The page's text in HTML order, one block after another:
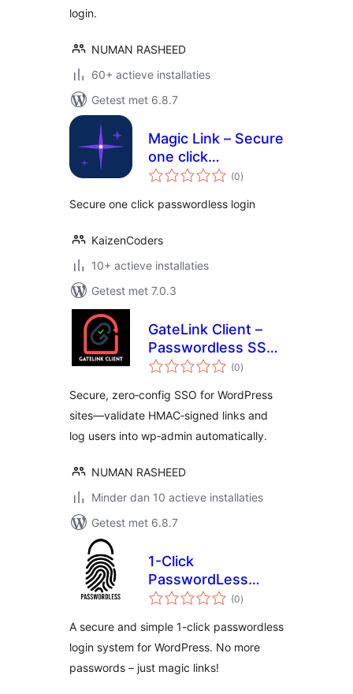
login.
NUMAN RASHEED
60+ actieve installaties
Getest met 6.8.7
Magic Link – Secure
one click
passwordless login
(0totaal
waarderingen
)
Secure one click passwordless login
KaizenCoders
10+ actieve installaties
Getest met 7.0.3
GateLink Client –
Passwordless SSO
& One‑Click Admin
(0totaal
waarderingen
)
Secure, zero‑config SSO for WordPress
sites—validate HMAC‑signed links and
log users into wp‑admin automatically.
NUMAN RASHEED
Minder dan 10 actieve installaties
Getest met 6.8.7
1-Click
PasswordLess
Login
(0totaal
waarderingen
)
A secure and simple 1-click passwordless
login system for WordPress. No more
passwords – just magic links!